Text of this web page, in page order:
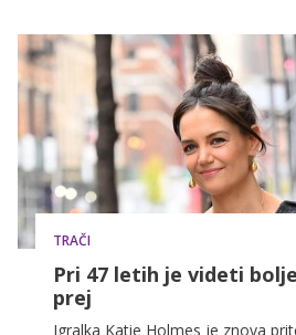
domov odnesla glavno nagrado
evrov, laskavi naziv zmagovalke
začetek.
TRAČI
Pri 47 letih je videti
prej
Igralka Katie Holmes je znova